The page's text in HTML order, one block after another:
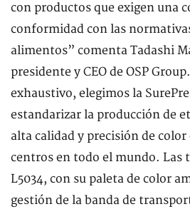
con productos que exigen una
conformidad con las
alimentos” comenta Tadashi
presidente y CEO de OSP
exhaustivo, elegimos la
estandarizar la producción de
alta calidad y precisión de
centros en todo el mundo. Las
L5034, con su paleta de color
gestión de la banda de